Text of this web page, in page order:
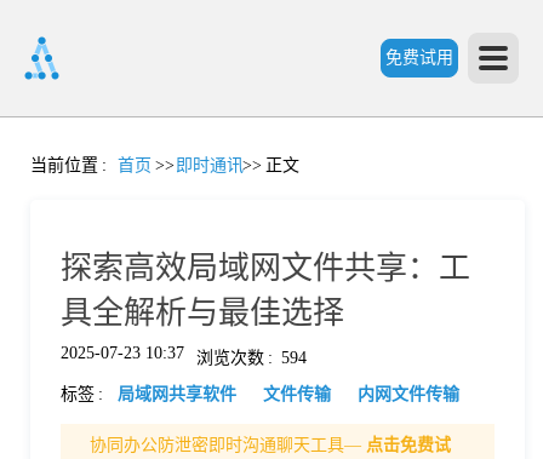
免费试用
首
当前位置 : 首页 >> 即时通讯>> 正文
探索高效局域网文件共享：工
具全解析与最佳选择
2025-07-23 10:37 浏览次数 : 594
标签 : 局域网共享软件 文件传输 内网文件传输
协同办公防泄密即时沟通聊天工具— 点击免费试